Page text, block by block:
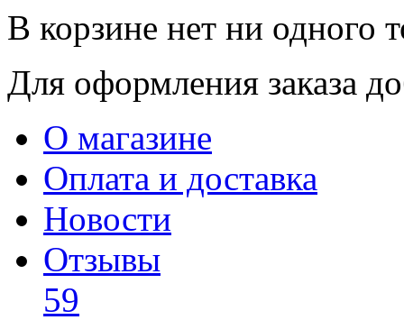
В корзине нет ни одного
Для оформления заказа
О магазине
Оплата и доставка
Новости
Отзывы
59